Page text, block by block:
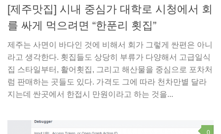
[제주맛집] 시내 중심가 대학로 시청에서 회
를 싸게 먹으려면 “한푼리 횟집”
제주는 사면이 바다인 것에 비해서 회가 그렇게 싼편은 아니
라고 생각한다. 횟집들도 상당히 부류가 다양해서 고급일식
집 스타일부터, 활어횟집, 그리고 해산물을 중심으로 포차처
럼 판매하는 곳들도 있다. 가격도 그에 따라 천차만별 달라
지는데 싼곳에서 한접시 만원이라고 하는 것을...
0